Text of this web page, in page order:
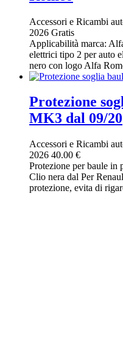
Accessori e Ricambi
2026 Gratis
Applicabilità marca:
elettrici tipo 2 per auto
nero con logo Alfa
Protezione
MK3 dal 09/20
Accessori e Ricambi
2026 40.00 €
Protezione per baule in
Clio nera dal Per
protezione, evita di